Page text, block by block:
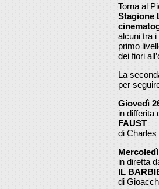
Torna al
Stagione
alcuni tra i
primo
dei fiori
La
per
Giovedì
in differita
FAUST
di Charles
in diretta
IL
di